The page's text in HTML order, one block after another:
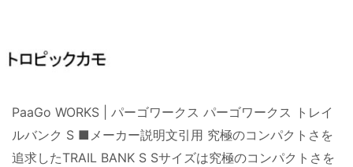
PaaGo WORKS | パーゴワークス パーゴワークス トレイ
ルバンク S ■メーカー説明文引用 究極のコンパクトさを
追求したTRAIL BANK S Sサイズは究極のコンパクトさを